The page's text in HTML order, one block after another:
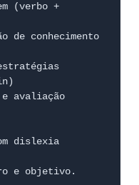
(verbo +
de conhecimento
e avaliação
dislexia
e objetivo.